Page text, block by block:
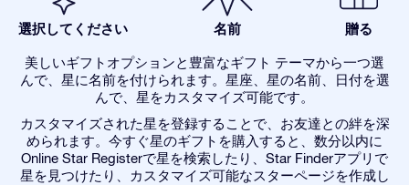
選択してください 名前 贈る
美しいギフトオプションと豊富なギフト テーマから一つ選
んで、星に名前を付けられます。星座、星の名前、日付を選
んで、星をカスタマイズ可能です。
カスタマイズされた星を登録することで、お友達との絆を深
められます。今すぐ星のギフトを購入すると、数分以内に
Online Star Registerで星を検索したり、Star Finderアプリで
星を見つけたり、カスタマイズ可能なスターページを作成し